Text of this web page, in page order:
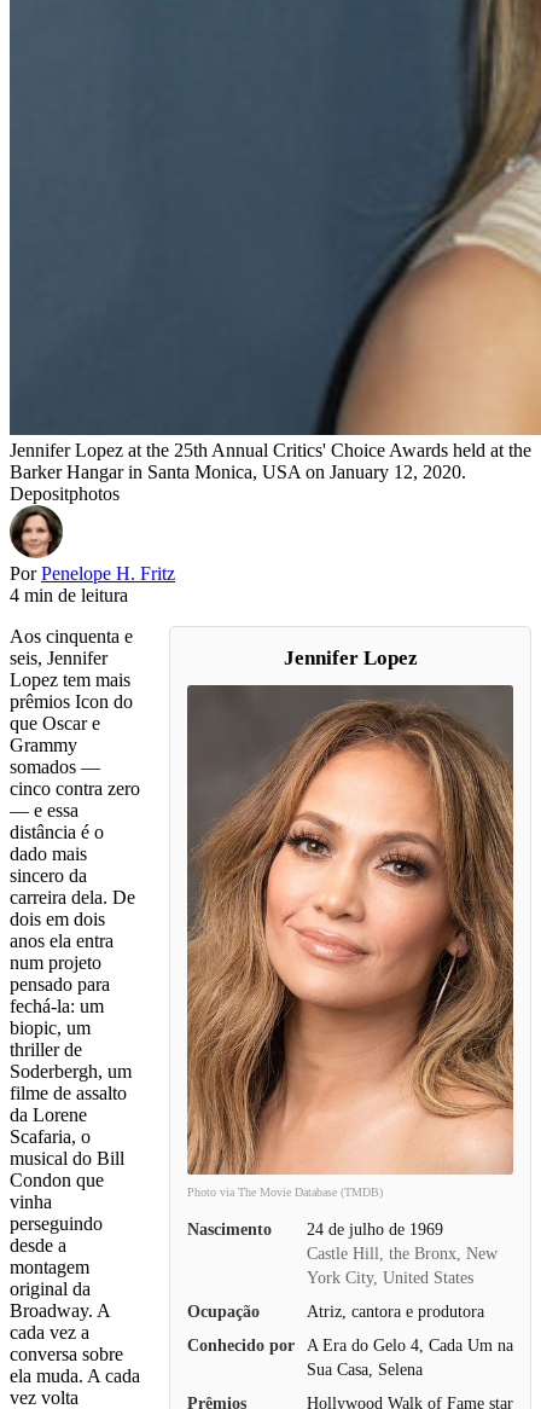
Jennifer Lopez at the 25th Annual Critics' Choice Awards held at the
Barker Hangar in Santa Monica, USA on January 12, 2020.
Depositphotos
Por Penelope H. Fritz
4 min de leitura
Jennifer Lopez
Photo via The Movie Database (TMDB)
Nascimento
24 de julho de 1969
Castle Hill, the Bronx, New
York City, United States
Ocupação
Atriz, cantora e produtora
Conhecido por
A Era do Gelo 4, Cada Um na
Sua Casa, Selena
Prêmios
Hollywood Walk of Fame star
Aos cinquenta e
seis, Jennifer
Lopez tem mais
prêmios Icon do
que Oscar e
Grammy
somados —
cinco contra zero
— e essa
distância é o
dado mais
sincero da
carreira dela. De
dois em dois
anos ela entra
num projeto
pensado para
fechá-la: um
biopic, um
thriller de
Soderbergh, um
filme de assalto
da Lorene
Scafaria, o
musical do Bill
Condon que
vinha
perseguindo
desde a
montagem
original da
Broadway. A
cada vez a
conversa sobre
ela muda. A cada
vez volta